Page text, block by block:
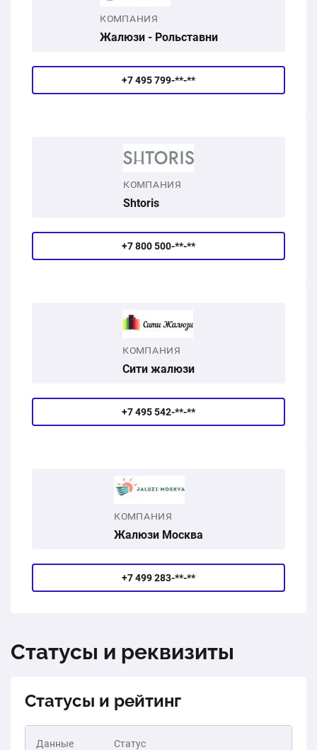
КОМПАНИЯ
Жалюзи - Рольставни
+7 495 799-**-**
КОМПАНИЯ
Shtoris
+7 800 500-**-**
КОМПАНИЯ
Сити жалюзи
+7 495 542-**-**
КОМПАНИЯ
Жалюзи Москва
+7 499 283-**-**
Статусы и реквизиты
Статусы и рейтинг
Данные Статус